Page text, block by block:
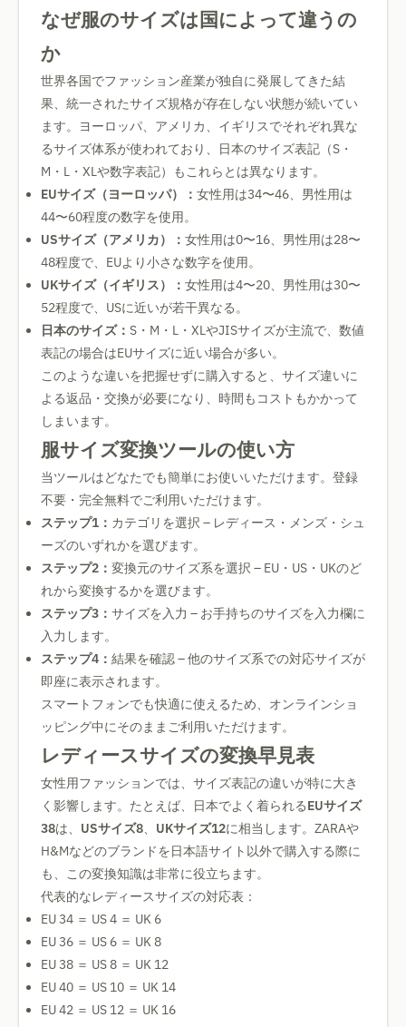
なぜ服のサイズは国によって違うの
か
世界各国でファッション産業が独自に発展してきた結
果、統一されたサイズ規格が存在しない状態が続いてい
ます。ヨーロッパ、アメリカ、イギリスでそれぞれ異な
るサイズ体系が使われており、日本のサイズ表記（S・
M・L・XLや数字表記）もこれらとは異なります。
EUサイズ（ヨーロッパ）： 女性用は34〜46、男性用は
44〜60程度の数字を使用。
USサイズ（アメリカ）： 女性用は0〜16、男性用は28〜
48程度で、EUより小さな数字を使用。
UKサイズ（イギリス）： 女性用は4〜20、男性用は30〜
52程度で、USに近いが若干異なる。
日本のサイズ： S・M・L・XLやJISサイズが主流で、数値
表記の場合はEUサイズに近い場合が多い。
このような違いを把握せずに購入すると、サイズ違いに
よる返品・交換が必要になり、時間もコストもかかって
しまいます。
服サイズ変換ツールの使い方
当ツールはどなたでも簡単にお使いいただけます。登録
不要・完全無料でご利用いただけます。
ステップ1： カテゴリを選択 – レディース・メンズ・シュ
ーズのいずれかを選びます。
ステップ2： 変換元のサイズ系を選択 – EU・US・UKのど
れから変換するかを選びます。
ステップ3： サイズを入力 – お手持ちのサイズを入力欄に
入力します。
ステップ4： 結果を確認 – 他のサイズ系での対応サイズが
即座に表示されます。
スマートフォンでも快適に使えるため、オンラインショ
ッピング中にそのままご利用いただけます。
レディースサイズの変換早見表
女性用ファッションでは、サイズ表記の違いが特に大き
く影響します。たとえば、日本でよく着られるEUサイズ
38は、 USサイズ8、 UKサイズ12に相当します。ZARAや
H&Mなどのブランドを日本語サイト以外で購入する際に
も、この変換知識は非常に役立ちます。
代表的なレディースサイズの対応表：
EU 34 ＝ US 4 ＝ UK 6
EU 36 ＝ US 6 ＝ UK 8
EU 38 ＝ US 8 ＝ UK 12
EU 40 ＝ US 10 ＝ UK 14
EU 42 ＝ US 12 ＝ UK 16